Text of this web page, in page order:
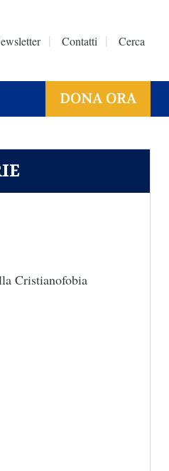
Contatti Cerca
DONA ORA
Cristianofobia